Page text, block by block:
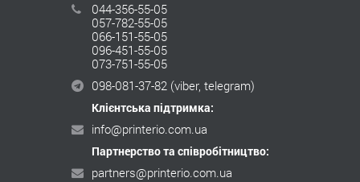
044-356-55-05
057-782-55-05
066-151-55-05
096-451-55-05
073-751-55-05
098-081-37-82 (viber, telegram)
Клієнтська підтримка:
info@printerio.com.ua
Партнерство та співробітництво:
partners@printerio.com.ua